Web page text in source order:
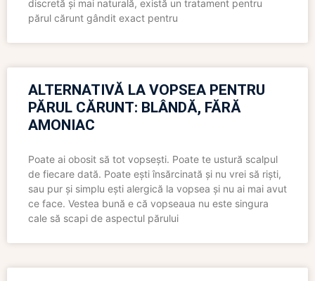
discretă și mai naturală, există un tratament pentru
părul cărunt gândit exact pentru
ALTERNATIVĂ LA VOPSEA PENTRU
PĂRUL CĂRUNT: BLÂNDĂ, FĂRĂ
AMONIAC
Poate ai obosit să tot vopsești. Poate te ustură scalpul
de fiecare dată. Poate ești însărcinată și nu vrei să riști,
sau pur și simplu ești alergică la vopsea și nu ai mai avut
ce face. Vestea bună e că vopseaua nu este singura
cale să scapi de aspectul părului